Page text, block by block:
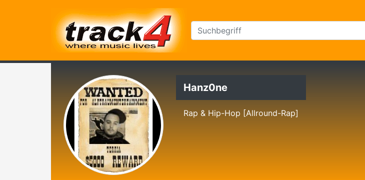
Hanz0ne
Rap & Hip-Hop [Allround-Rap]